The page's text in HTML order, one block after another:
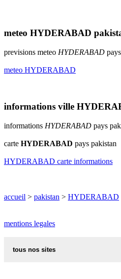
meteo HYDERABAD
previsions meteo HYDERABAD
meteo HYDERABAD
informations ville
informations HYDERABAD pays
carte HYDERABAD pays pakistan
HYDERABAD carte informations
accueil > pakistan > HYDERABAD
mentions legales
tous nos sites